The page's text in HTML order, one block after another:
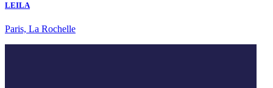
LEILA
Paris, La Rochelle